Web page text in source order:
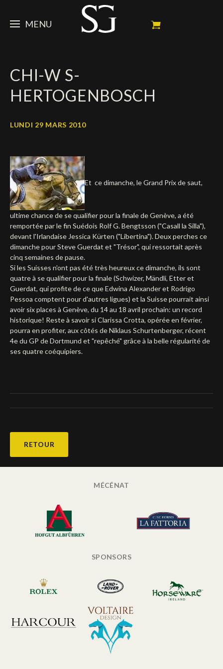
MENU
Portrait
Palmarès
Ambassadeur
ACTUALITÉ
News
Dossiers
Prochains concours
Résultats
Galeries photos
Vidéos
Contacts médias
CHEVAUX
Mes chevaux de concours
Etalon reproducteur
SPONSORS
Sponsors officiels
Partenaires officiels
Autographes
Social Newsroom
SHOP
Français
English
Deutsch
CHI-W S-
HERTOGENBOSCH
LUNDI 29 MARS 2010
Et ce dimanche, le Grand Prix de saut,
ultime chance de se qualifier pour la finale de Genève, a été
remportée par le fin Suédois Rolf G. Bengtsson ("Casall la Silla"),
devant l'Irlandaise Jessica Kürten ("Libertina"). Deux perches ce
dimanche pour Steve Guerdat et "Trésor", qui ressortait après
cinq semaines de pause.
Si les Suisses n'ont pas été très heureux ce dimanche, ils sont
quatre à se qualifier pour la finale (Schwizer, Mändli, Etter et
Guerdat, qui profite de ce que Edwina Alexander et Rodrigo
Pessoa comptent pour d'autres ligues) et la Suisse pourrait ainsi
avoir six places à Genève, du 14 au 18 avril prochain: un record
historique! Reste à savoir si Clarissa Crotta, opérée en février,
pourra en profiter, aux côtés de Niklaus Schurtenberger, récent
4e du GP de Dortmund et "repêché" grâce à la belle régularité de
ses quatre coéquipiers.
RETOUR
MÉCÉNAT
SPONSORS